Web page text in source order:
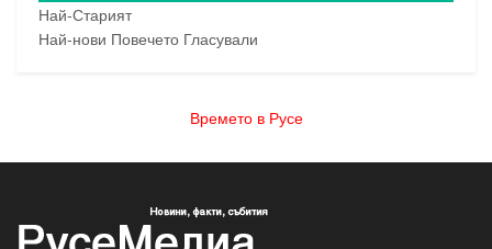
Най-Старият
Най-нови Повечето Гласували
Времето в Русе